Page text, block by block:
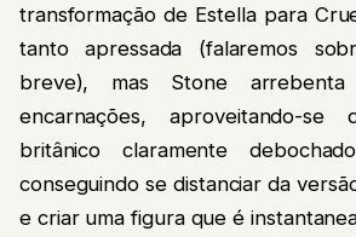
transformação de Estella para
tanto apressada (falaremos
breve), mas Stone
encarnações, aproveitando-
britânico claramente
conseguindo se distanciar da
e criar uma figura que é